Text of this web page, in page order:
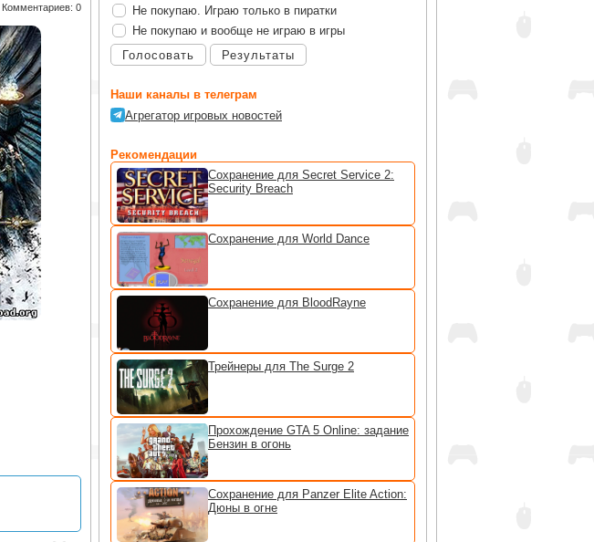
Комментариев: 0
Не покупаю. Играю только в пиратки
Не покупаю и вообще не играю в игры
Голосовать
Результаты
Наши каналы в телеграм
Агрегатор игровых новостей
Рекомендации
Сохранение для Secret Service 2:
Security Breach
Сохранение для World Dance
Сохранение для BloodRayne
Трейнеры для The Surge 2
Прохождение GTA 5 Online: задание
Бензин в огонь
Сохранение для Panzer Elite Action:
Дюны в огне